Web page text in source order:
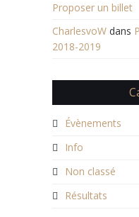
Proposer un billet
CharlesvoW dans
2018-2019
Évènements
Info
Non classé
Résultats